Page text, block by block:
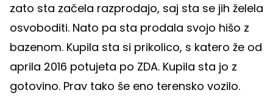
zato sta začela razprodajo, saj sta se jih želela
osvoboditi. Nato pa sta prodala svojo hišo z
bazenom. Kupila sta si prikolico, s katero že od
aprila 2016 potujeta po ZDA. Kupila sta jo z
gotovino. Prav tako še eno terensko vozilo.